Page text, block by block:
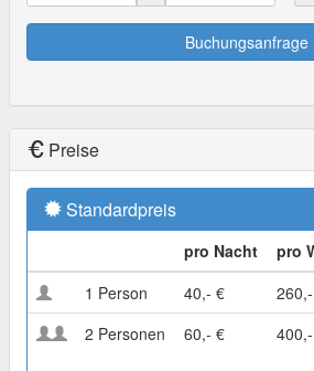
Buchungsanfrage
Preise
Standardpreis
pro Nacht pro
1 Person
40,- €
2 Personen
60,- €